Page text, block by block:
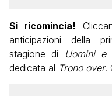
Si ricomincia!
anticipazioni della
stagione di
Uomini e
dedicata al Trono over.